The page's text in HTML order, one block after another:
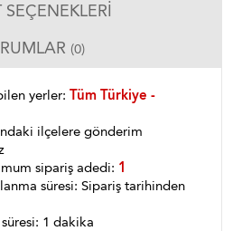
SEÇENEKLERI
(0)
yerler: Tüm Türkiye -
ilçelere gönderim
sipariş adedi: 1
süresi: Sipariş tarihinden
1 dakika